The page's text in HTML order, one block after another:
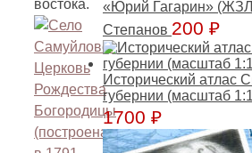
востока.
«Юрий Гагарин»
Степанов 200 ₽
Исторический атлас
губернии (масштаб
1700 ₽